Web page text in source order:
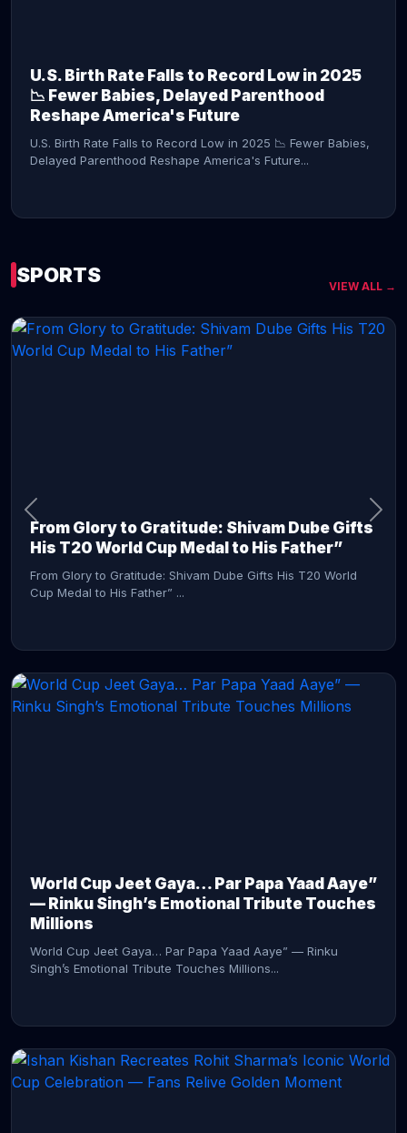
U.S. Birth Rate Falls to Record Low in 2025
📉 Fewer Babies, Delayed Parenthood
Reshape America's Future
U.S. Birth Rate Falls to Record Low in 2025 📉 Fewer Babies,
Delayed Parenthood Reshape America's Future...
SPORTS VIEW ALL →
From Glory to Gratitude: Shivam Dube Gifts
His T20 World Cup Medal to His Father”
From Glory to Gratitude: Shivam Dube Gifts His T20 World
Cup Medal to His Father” ...
World Cup Jeet Gaya… Par Papa Yaad Aaye”
— Rinku Singh’s Emotional Tribute Touches
Millions
World Cup Jeet Gaya… Par Papa Yaad Aaye” — Rinku
Singh’s Emotional Tribute Touches Millions...